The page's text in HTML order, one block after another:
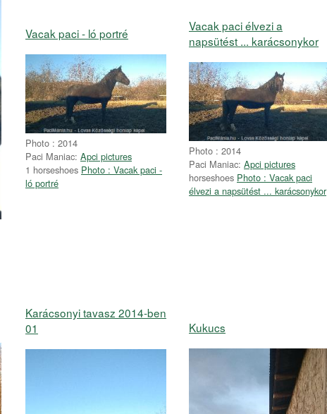
Vacak paci - ló portré
Photo : 2014
Paci Maniac: Apci pictures
1 horseshoes Photo : Vacak paci -
ló portré
Vacak paci élvezi a
napsütést ... karácsonykor
Photo : 2014
Paci Maniac: Apci pictures
horseshoes Photo : Vacak paci
élvezi a napsütést ... karácsonykor
Karácsonyi tavasz 2014-ben
01
Kukucs